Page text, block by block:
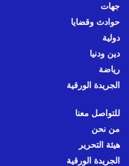
جهات
حوادث وقضايا
دولية
دين ودنيا
رياضة
الجريدة الورقية
للتواصل معنا
من نحن
هيئة التحرير
الجريدة الورقية